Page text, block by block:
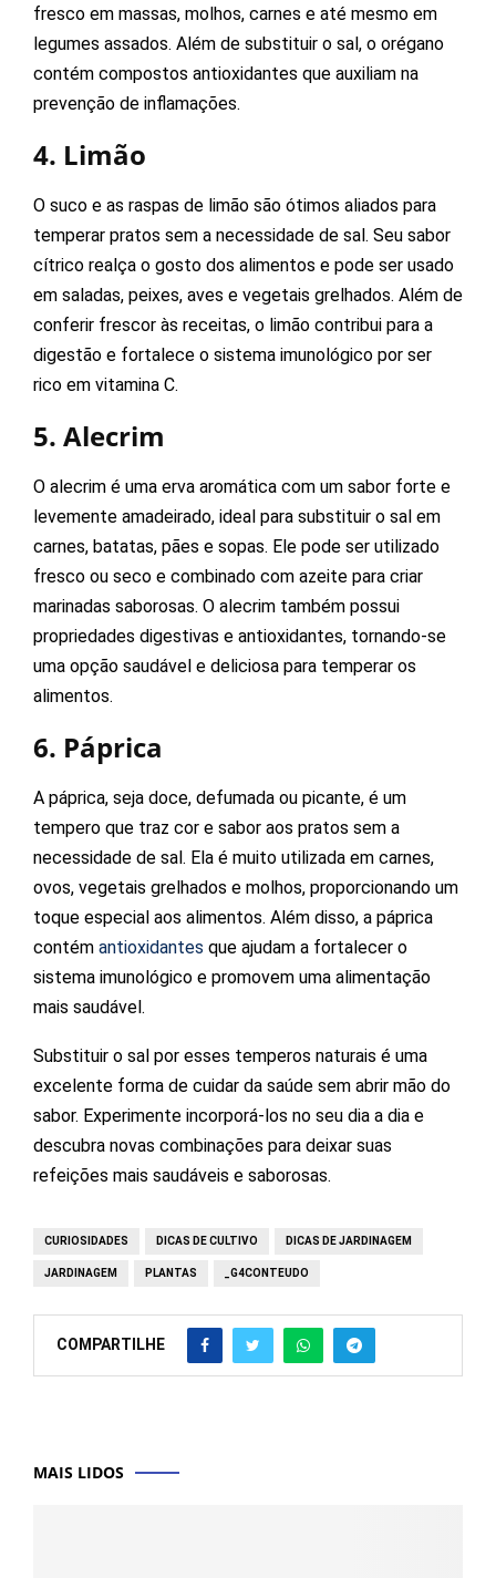
fresco em massas, molhos, carnes e até mesmo em
legumes assados. Além de substituir o sal, o orégano
contém compostos antioxidantes que auxiliam na
prevenção de inflamações.
4. Limão
O suco e as raspas de limão são ótimos aliados para
temperar pratos sem a necessidade de sal. Seu sabor
cítrico realça o gosto dos alimentos e pode ser usado
em saladas, peixes, aves e vegetais grelhados. Além de
conferir frescor às receitas, o limão contribui para a
digestão e fortalece o sistema imunológico por ser
rico em vitamina C.
5. Alecrim
O alecrim é uma erva aromática com um sabor forte e
levemente amadeirado, ideal para substituir o sal em
carnes, batatas, pães e sopas. Ele pode ser utilizado
fresco ou seco e combinado com azeite para criar
marinadas saborosas. O alecrim também possui
propriedades digestivas e antioxidantes, tornando-se
uma opção saudável e deliciosa para temperar os
alimentos.
6. Páprica
A páprica, seja doce, defumada ou picante, é um
tempero que traz cor e sabor aos pratos sem a
necessidade de sal. Ela é muito utilizada em carnes,
ovos, vegetais grelhados e molhos, proporcionando um
toque especial aos alimentos. Além disso, a páprica
contém antioxidantes que ajudam a fortalecer o
sistema imunológico e promovem uma alimentação
mais saudável.
Substituir o sal por esses temperos naturais é uma
excelente forma de cuidar da saúde sem abrir mão do
sabor. Experimente incorporá-los no seu dia a dia e
descubra novas combinações para deixar suas
refeições mais saudáveis e saborosas.
CURIOSIDADES DICAS DE CULTIVO DICAS DE JARDINAGEM
JARDINAGEM PLANTAS _G4CONTEUDO
COMPARTILHE
MAIS LIDOS